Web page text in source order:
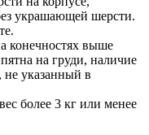
украшающей шерсти.
конечностях выше
на груди, наличие
не указанный в
более 3 кг или менее